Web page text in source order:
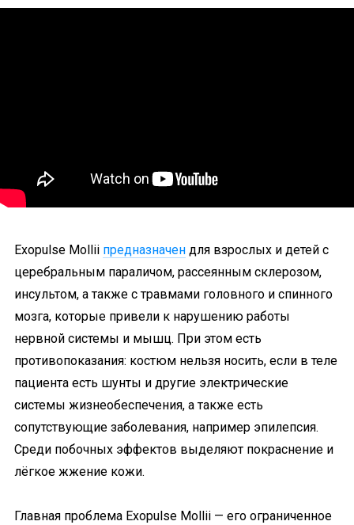
Exopulse Mollii предназначен для взрослых и детей с
церебральным параличом, рассеянным склерозом,
инсультом, а также с травмами головного и спинного
мозга, которые привели к нарушению работы
нервной системы и мышц. При этом есть
противопоказания: костюм нельзя носить, если в теле
пациента есть шунты и другие электрические
системы жизнеобеспечения, а также есть
сопутствующие заболевания, например эпилепсия.
Среди побочных эффектов выделяют покраснение и
лёгкое жжение кожи.
Главная проблема Exopulse Mollii — его ограниченное